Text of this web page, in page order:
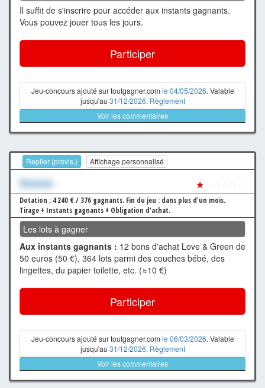
Il suffit de s'inscrire pour accéder aux instants gagnants.
Vous pouvez jouer tous les jours.
Participer
Jeu-concours ajouté sur toutgagner.com le 04/05/2026. Valable
jusqu'au 31/12/2026. Règlement
Voir les commentaires
Replier (provis.) Affichage personnalisé
Xxxxxxx ★
Dotation : 4 240 € / 376 gagnants. Fin du jeu : dans plus d'un mois.
Tirage + Instants gagnants + Obligation d'achat.
Les lots à gagner
Aux instants gagnants : 12 bons d'achat Love & Green de
50 euros (50 €), 364 lots parmi des couches bébé, des
lingettes, du papier toilette, etc. (≈10 €)
Participer
Jeu-concours ajouté sur toutgagner.com le 06/03/2026. Valable
jusqu'au 31/12/2026. Règlement
Voir les commentaires